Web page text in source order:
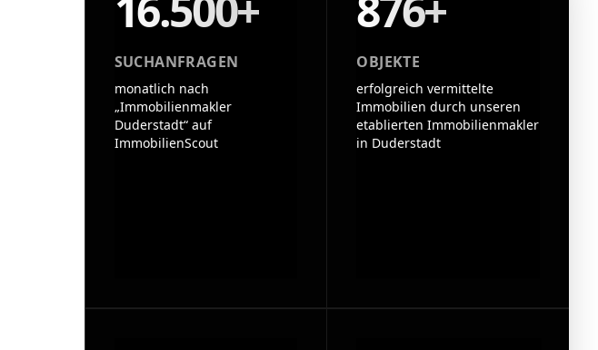
SUCHANFRAGEN
monatlich nach
„Immobilienmakler
Duderstadt“ auf
ImmobilienScout
OBJEKTE
erfolgreich vermittelte
Immobilien durch unseren
etablierten Immobilienmakler
in Duderstadt